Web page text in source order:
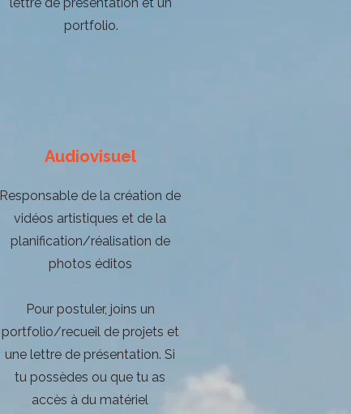
portfolio.
Audiovisuel
Responsable de la création de
vidéos artistiques et de la
planification/réalisation de
photos éditos
Pour postuler, joins un
portfolio/recueil de projets et
une lettre de présentation. Si
tu possèdes ou que tu as
accès à du matériel